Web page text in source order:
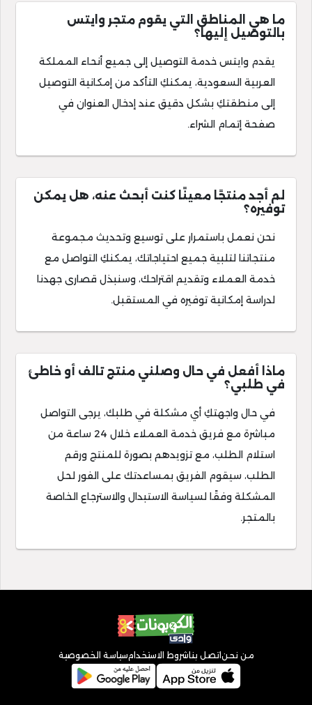
ما هي المناطق التي يقوم متجر وايتس
بالتوصيل إليها؟
يقدم وايتس خدمة التوصيل إلى جميع أنحاء المملكة
العربية السعودية، يمكنكِ التأكد من إمكانية التوصيل
إلى منطقتكِ بشكل دقيق عند إدخال العنوان في
صفحة إتمام الشراء.
لم أجد منتجًا معينًا كنت أبحث عنه، هل يمكن
توفيره؟
نحن نعمل باستمرار على توسيع وتحديث مجموعة
منتجاتنا لتلبية جميع احتياجاتك، يمكنكِ التواصل مع
خدمة العملاء وتقديم اقتراحك، وسنبذل قصارى جهدنا
لدراسة إمكانية توفيره في المستقبل.
ماذا أفعل في حال وصلني منتج تالف أو خاطئ
في طلبي؟
في حال واجهتكِ أي مشكلة في طلبك، يرجى التواصل
مباشرة مع فريق خدمة العملاء خلال 24 ساعة من
استلام الطلب، مع تزويدهم بصورة للمنتج ورقم
الطلب، سيقوم الفريق بمساعدتك على الفور لحل
المشكلة وفقًا لسياسة الاستبدال والاسترجاع الخاصة
بالمتجر.
من نحن اتصل بنا شروط الاستخدامسياسة الخصوصية